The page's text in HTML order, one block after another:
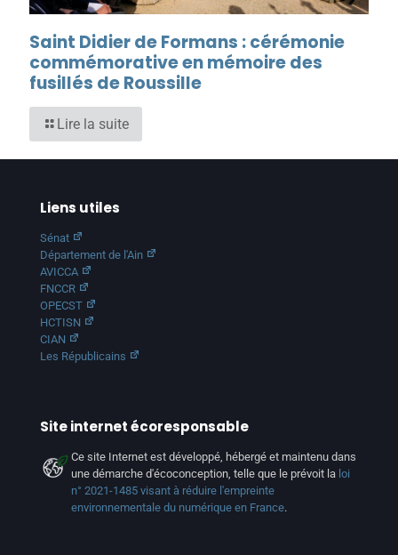
Saint Didier de Formans : cérémonie
commémorative en mémoire des
fusillés de Roussille
Lire la suite
Liens utiles
Sénat
Département de l'Ain
AVICCA
FNCCR
OPECST
HCTISN
CIAN
Les Républicains
Site internet écoresponsable
Ce site Internet est développé, hébergé et maintenu dans
une démarche d'écoconception, telle que le prévoit la loi
n° 2021-1485 visant à réduire l'empreinte
environnementale du numérique en France.